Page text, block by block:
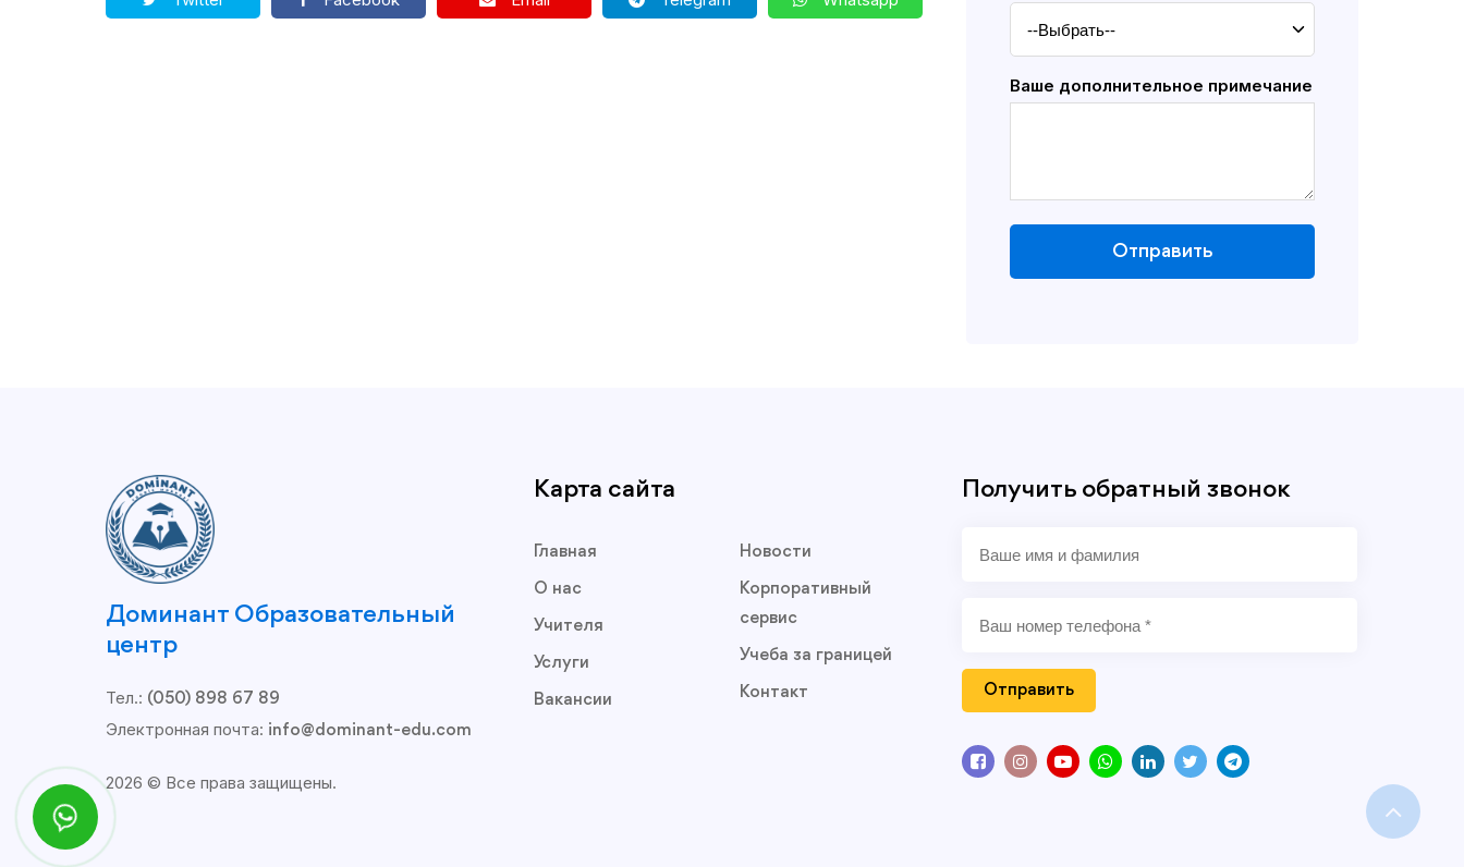
Ваше дополнительное примечание
Отправить
Доминант Образовательный
центр
Тел.: (050) 898 67 89
Электронная почта: info@dominant-edu.com
2026 © Все права защищены.
Карта сайта
Главная
О нас
Учителя
Услуги
Вакансии
Новости
Корпоративный
сервис
Учеба за границей
Контакт
Получить обратный звонок
Отправить